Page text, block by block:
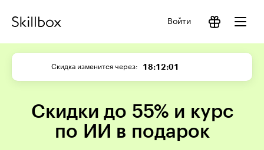
Войти
Скидка изменится через 18:12:01
Скидки до 55% и курс
по ИИ в подарок